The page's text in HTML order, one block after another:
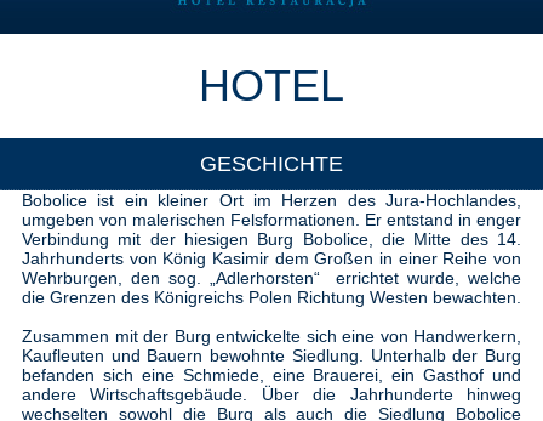
HOTEL
GESCHICHTE
Bobolice ist ein kleiner Ort im Herzen des Jura-Hochlandes,
umgeben von malerischen Felsformationen. Er entstand in enger
Verbindung mit der hiesigen Burg Bobolice, die Mitte des 14.
Jahrhunderts von König Kasimir dem Großen in einer Reihe von
Wehrburgen, den sog. „Adlerhorsten“ errichtet wurde, welche
die Grenzen des Königreichs Polen Richtung Westen bewachten.
Zusammen mit der Burg entwickelte sich eine von Handwerkern,
Kaufleuten und Bauern bewohnte Siedlung. Unterhalb der Burg
befanden sich eine Schmiede, eine Brauerei, ein Gasthof und
andere Wirtschaftsgebäude. Über die Jahrhunderte hinweg
wechselten sowohl die Burg als auch die Siedlung Bobolice